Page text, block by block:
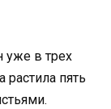
уже в трех
пять